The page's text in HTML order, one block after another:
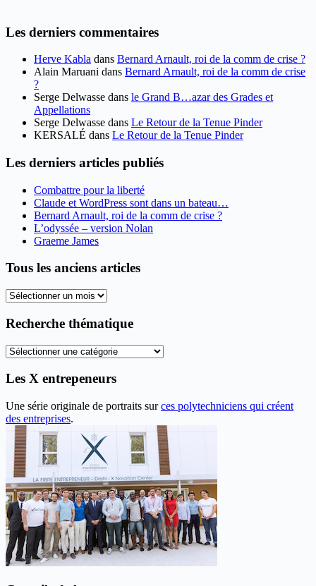
Les derniers commentaires
Herve Kabla dans Bernard Arnault, roi de la comm de crise ?
Alain Maruani dans Bernard Arnault, roi de la comm de crise
?
Serge Delwasse dans le Grand B…azar des Grades et
Appellations
Serge Delwasse dans Le Retour de la Tenue Pinder
KERSALÉ dans Le Retour de la Tenue Pinder
Les derniers articles publiés
Combattre pour la liberté
Claude et WordPress sont dans un bateau…
Bernard Arnault, roi de la comm de crise ?
L’odyssée – version Nolan
Graeme James
Tous les anciens articles
Tous
anciens
Recherche thématique
Recherche
Les X entrepeneurs
Une série originale de portraits surces polytechniciens qui créent
des entreprises.